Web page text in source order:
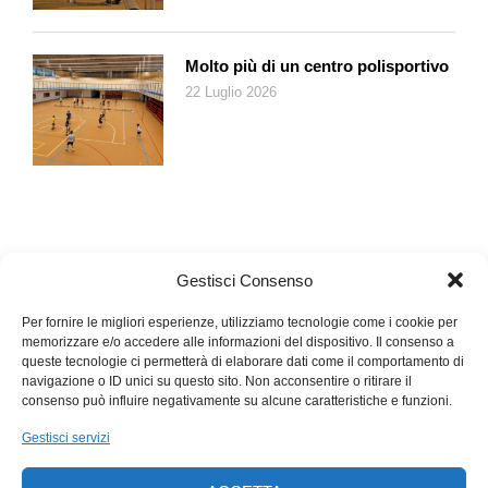
Gestisci Consenso
Per fornire le migliori esperienze, utilizziamo tecnologie come i cookie per
memorizzare e/o accedere alle informazioni del dispositivo. Il consenso a
queste tecnologie ci permetterà di elaborare dati come il comportamento di
navigazione o ID unici su questo sito. Non acconsentire o ritirare il
consenso può influire negativamente su alcune caratteristiche e funzioni.
Gestisci servizi
Brugmasia x candida
la «Maya» di un rosa appena accennato, la più accesa «Pink
Perfektion» e la «Plena» dal fiore bianco e doppio.
Molto più di un centro polisportivo
22 Luglio 2026